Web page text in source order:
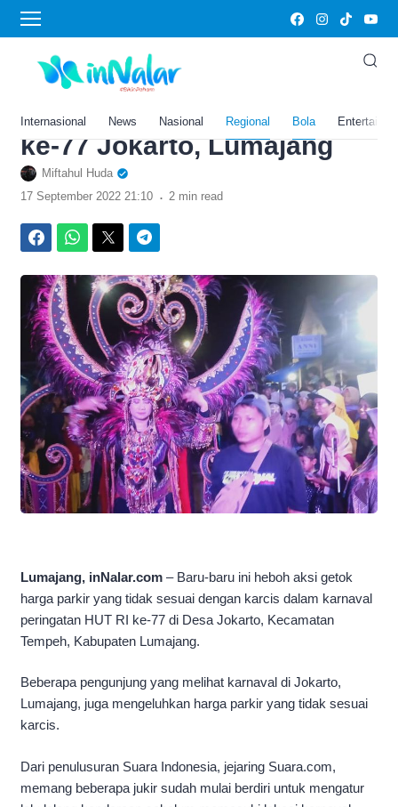
Internasional News Nasional Regional Bola
Home›Bola
Heboh Aksi Getok Harga
Parkir Tak Sesuai Karcis di
Karnaval Peringatan HUT RI
ke-77 Jokarto, Lumajang
Miftahul Huda
17 September 2022 21:10 . 2 min read
Lumajang, inNalar.com – Baru-baru ini heboh aksi getok
harga parkir yang tidak sesuai dengan karcis dalam karnaval
peringatan HUT RI ke-77 di Desa Jokarto, Kecamatan
Tempeh, Kabupaten Lumajang.
Beberapa pengunjung yang melihat karnaval di Jokarto,
Lumajang, juga mengeluhkan harga parkir yang tidak sesuai
karcis.
Dari penulusuran Suara Indonesia, jejaring Suara.com,
memang beberapa jukir sudah mulai berdiri untuk mengatur